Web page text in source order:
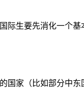
际生要先消化一个
国家（比如部分中